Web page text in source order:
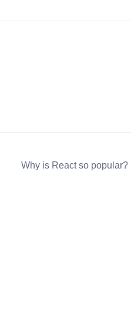
Why is React so popular?